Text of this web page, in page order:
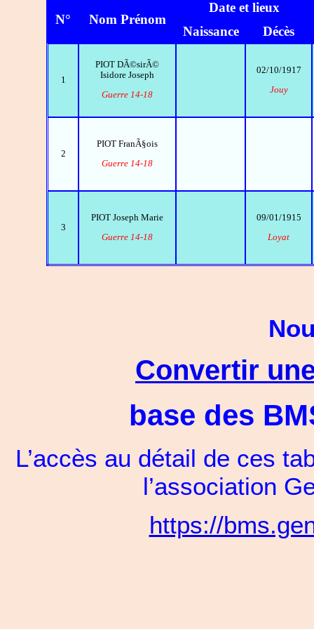
N° Nom Prénom
Date et lieux
Naissance
Décès
1
PIOT DÃ©sirÃ©
Isidore Joseph
Guerre 14-18
02/10/1917
Jouy
2
PIOT FranÃ§ois
Guerre 14-18
3
PIOT Joseph Marie
Guerre 14-18
09/01/1915
Loyat
Convertir
base des
L’accès au détail de ces
l’association
https://